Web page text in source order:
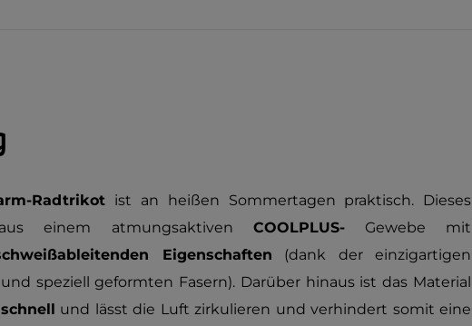
Radtrikot ist an heißen Sommertagen praktisch. Dieses
einem atmungsaktiven COOLPLUS-Gewebe mit
Eigenschaften (dank der einzigartigen
speziell geformten Fasern). Darüber hinaus ist das Material
und lässt die Luft zirkulieren und verhindert somit eine